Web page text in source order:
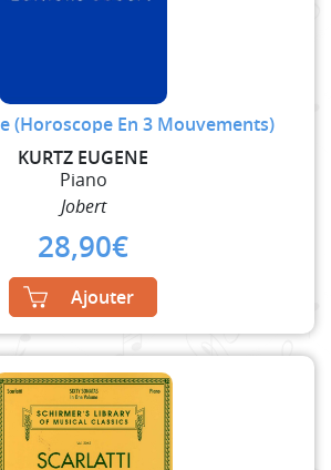
(Horoscope En 3 Mouvements)
KURTZ EUGENE
Piano
Jobert
28,90€
Ajouter